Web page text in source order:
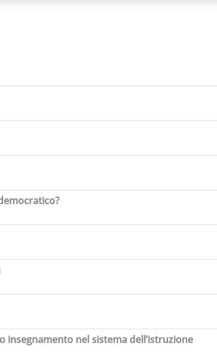
insegnamento nel sistema dell’istruzione